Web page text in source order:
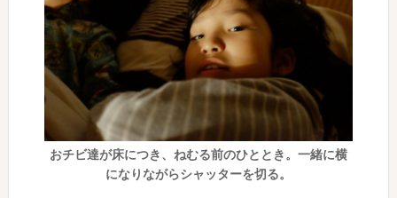
おチビ達が床につき、ねむる前のひととき。一緒に横
になりながらシャッターを切る。